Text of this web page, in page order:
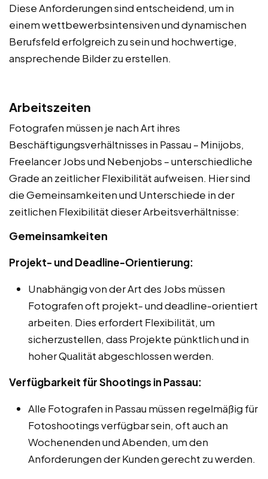
Diese Anforderungen sind entscheidend, um in
einem wettbewerbsintensiven und dynamischen
Berufsfeld erfolgreich zu sein und hochwertige,
ansprechende Bilder zu erstellen.
Arbeitszeiten
Fotografen müssen je nach Art ihres
Beschäftigungsverhältnisses in Passau – Minijobs,
Freelancer Jobs und Nebenjobs – unterschiedliche
Grade an zeitlicher Flexibilität aufweisen. Hier sind
die Gemeinsamkeiten und Unterschiede in der
zeitlichen Flexibilität dieser Arbeitsverhältnisse:
Gemeinsamkeiten
Projekt- und Deadline-Orientierung:
Unabhängig von der Art des Jobs müssen
Fotografen oft projekt- und deadline-orientiert
arbeiten. Dies erfordert Flexibilität, um
sicherzustellen, dass Projekte pünktlich und in
hoher Qualität abgeschlossen werden.
Verfügbarkeit für Shootings in Passau:
Alle Fotografen in Passau müssen regelmäßig für
Fotoshootings verfügbar sein, oft auch an
Wochenenden und Abenden, um den
Anforderungen der Kunden gerecht zu werden.